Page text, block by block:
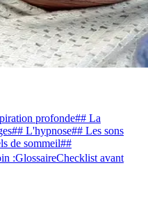
profonde## La
## L'hypnose## Les sons
de sommeil##
:GlossaireChecklist avant